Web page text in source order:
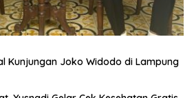
Kunjungan Joko Widodo di Lampung